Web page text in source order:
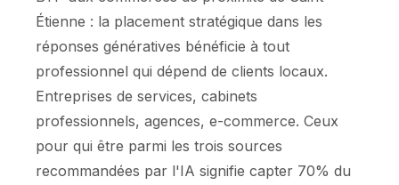
Étienne : la placement stratégique dans les
réponses génératives bénéficie à tout
professionnel qui dépend de clients locaux.
Entreprises de services, cabinets
professionnels, agences, e-commerce. Ceux
pour qui être parmi les trois sources
recommandées par l'IA signifie capter 70% du